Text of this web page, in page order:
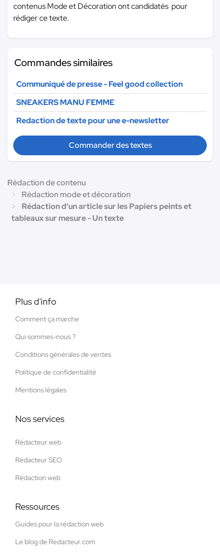
contenus Mode et Décoration ont candidatés pour
rédiger ce texte.
Commandes similaires
Communiqué de presse - Feel good collection
SNEAKERS MANU FEMME
Redaction de texte pour une e-newsletter
Commander des textes
Rédaction de contenu
Rédaction mode et décoration
Rédaction d'un article sur les Papiers peints et
tableaux sur mesure - Un texte
Plus d'info
Comment ça marche
Qui sommes-nous ?
Conditions générales de ventes
Politique de confidentialité
Mentions légales
Nos services
Rédacteur web
Rédacteur SEO
Rédaction web
Ressources
Guides pour la rédaction web
Le blog de Redacteur.com